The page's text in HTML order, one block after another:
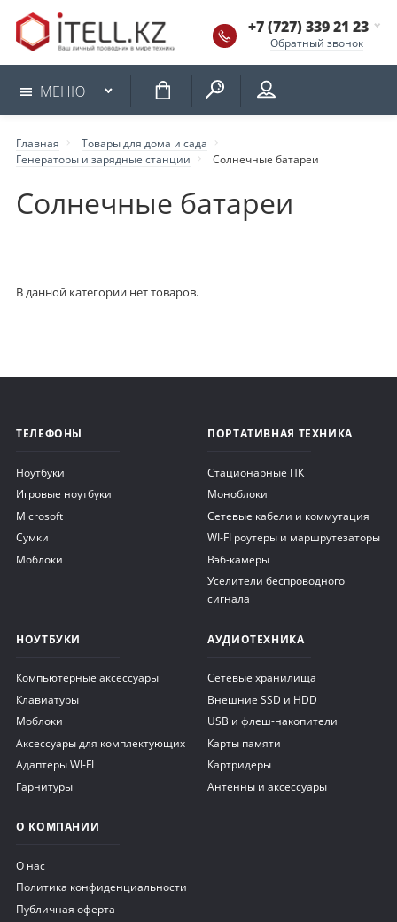
+7 (727) 339 21 23
Обратный звонок
МЕНЮ КОРЗИНА
Главная
Товары для дома и сада
Генераторы и зарядные станции
Солнечные батареи
Солнечные батареи
В данной категории нет товаров.
ТЕЛЕФОНЫ
Ноутбуки
Игровые ноутбуки
Microsoft
Сумки
Моблоки
ПОРТАТИВНАЯ ТЕХНИКА
Стационарные ПК
Моноблоки
Сетевые кабели и коммутация
WI-FI роутеры и маршрутезаторы
Вэб-камеры
Уселители беспроводного
сигнала
НОУТБУКИ
Компьютерные аксессуары
Клавиатуры
Моблоки
Аксессуары для комплектующих
Адаптеры WI-FI
Гарнитуры
АУДИОТЕХНИКА
Сетевые хранилища
Внешние SSD и HDD
USB и флеш-накопители
Карты памяти
Картридеры
Антенны и аксессуары
О КОМПАНИИ
О нас
Политика конфиденциальности
Публичная оферта